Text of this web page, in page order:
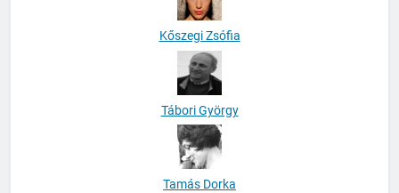
Kőszegi Zsófia
Tábori György
Tamás Dorka